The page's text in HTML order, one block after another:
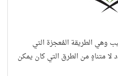
وهي الطريقة المُعجزة التي
لا متناهٍ من الطرق التي كان يمكن